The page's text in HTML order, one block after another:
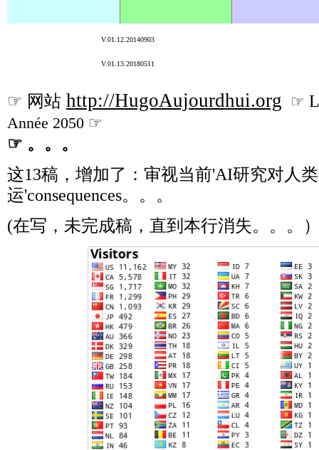
V.01.12.20140903
V.01.13.20180511
☞ 网站 http://HugoAujourdhui.org ☞
Année 2050 ☞
☞ 。。。
这13稿，增加了：审视当前'AI研究对人
运'consequences。。。
(在写，未完成稿，直到本行消失。。。